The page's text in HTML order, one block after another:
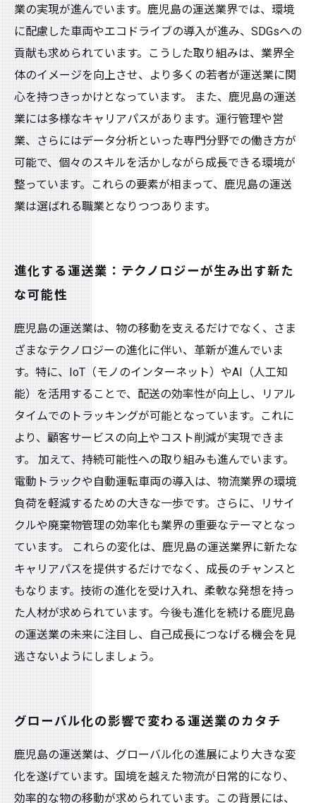
業の実現が進んでいます。鹿児島の運送業界では、環境
に配慮した車両やエコドライブの導入が進み、SDGsへの
貢献も求められています。こうした取り組みは、業界全
体のイメージを向上させ、より多くの若者が運送業に関
心を持つきっかけとなっています。 また、鹿児島の運送
業には多様なキャリアパスがあります。運行管理や営
業、さらにはデータ分析といった専門分野での働き方が
可能で、個々のスキルを活かしながら成長できる環境が
整っています。これらの要素が相まって、鹿児島の運送
業は選ばれる職業となりつつあります。
進化する運送業：テクノロジーが生み出す新た
な可能性
鹿児島の運送業は、物の移動を支えるだけでなく、さま
ざまなテクノロジーの進化に伴い、革新が進んでいま
す。特に、IoT（モノのインターネット）やAI（人工知
能）を活用することで、配送の効率性が向上し、リアル
タイムでのトラッキングが可能となっています。これに
より、顧客サービスの向上やコスト削減が実現できま
す。 加えて、持続可能性への取り組みも進んでいます。
電動トラックや自動運転車両の導入は、物流業界の環境
負荷を軽減するための大きな一歩です。さらに、リサイ
クルや廃棄物管理の効率化も業界の重要なテーマとなっ
ています。 これらの変化は、鹿児島の運送業界に新たな
キャリアパスを提供するだけでなく、成長のチャンスと
もなります。技術の進化を受け入れ、柔軟な発想を持っ
た人材が求められています。今後も進化を続ける鹿児島
の運送業の未来に注目し、自己成長につなげる機会を見
逃さないようにしましょう。
グローバル化の影響で変わる運送業のカタチ
鹿児島の運送業は、グローバル化の進展により大きな変
化を遂げています。国境を越えた物流が日常的になり、
効率的な物の移動が求められています。この背景には、